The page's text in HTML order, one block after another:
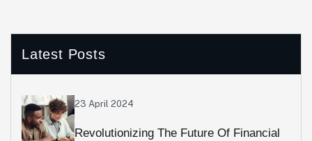
Latest Posts
23 April 2024
Revolutionizing The Future Of Financial